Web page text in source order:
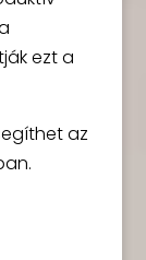
ezt a
az